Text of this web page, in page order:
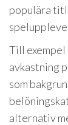
populära
Till
avkastning
som
alternativ